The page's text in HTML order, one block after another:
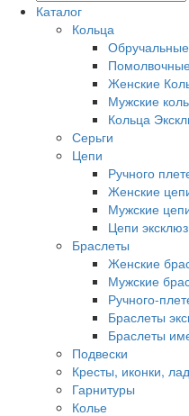
Каталог
Кольца
Обручальные
Женские
Мужские
Кольца
Серьги
Цепи
Ручного
Женские
Мужские
Цепи
Браслеты
Женские
Мужские
Ручного-
Браслеты
Браслеты
Подвески
Кресты, иконки,
Гарнитуры
Колье